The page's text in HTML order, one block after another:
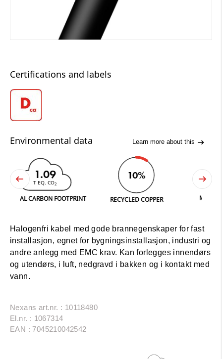
Certifications and labels
Environmental data Learn more about this
1.09
T EQ. CO
CARBON FOOTPRINT
10%
RECYCLED COPPER
Halogenfri kabel med gode brannegenskaper for fast
installasjon, egnet for bygningsinstallasjon, industri og
andre anlegg med EMC krav. Kan forlegges innendørs
og utendørs, i luft, nedgravd i bakken og i kontakt med
vann.
Nexans art.nr. : 10118480
El.nr. : 1067314
EAN : 7045210042542